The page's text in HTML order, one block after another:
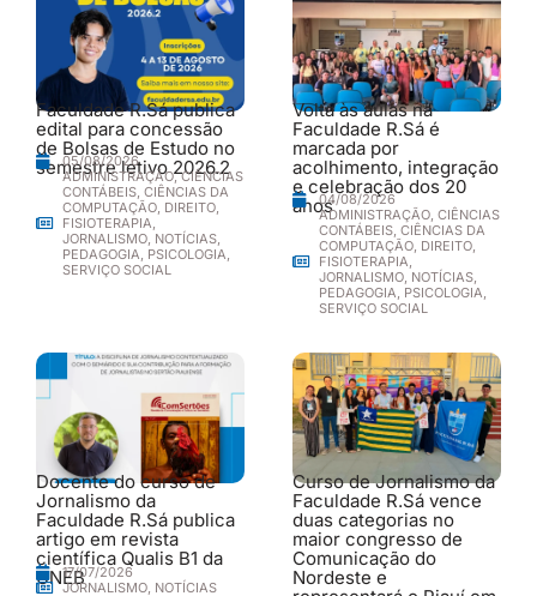
Faculdade R.Sá publica
edital para concessão
de Bolsas de Estudo no
semestre letivo 2026.2
05/08/2026
ADMINISTRAÇÃO,CIÊNCIAS
CONTÁBEIS, CIÊNCIAS DA
COMPUTAÇÃO, DIREITO,
FISIOTERAPIA,
JORNALISMO, NOTÍCIAS,
PEDAGOGIA, PSICOLOGIA,
SERVIÇO SOCIAL
Volta às aulas na
Faculdade R.Sá é
marcada por
acolhimento, integração
e celebração dos 20
anos04/08/2026
ADMINISTRAÇÃO, CIÊNCIAS
CONTÁBEIS, CIÊNCIAS DA
COMPUTAÇÃO, DIREITO,
FISIOTERAPIA,
JORNALISMO, NOTÍCIAS,
PEDAGOGIA, PSICOLOGIA,
SERVIÇO SOCIAL
Docente do curso de
Jornalismo da
Faculdade R.Sá publica
artigo em revista
científica Qualis B1 da
UNEB17/07/2026
JORNALISMO NOTÍCIAS
Curso de Jornalismo da
Faculdade R.Sá vence
duas categorias no
maior congresso de
Comunicação do
Nordeste e